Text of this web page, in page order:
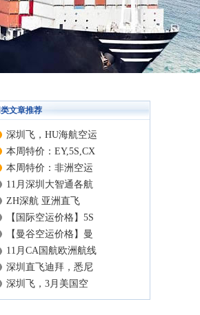
类文章推荐
深圳飞，HU海航空运
本周特价：EY,5S,CX
本周特价：非洲空运
11月深圳大智通各航
ZH深航 亚洲直飞
【国际空运价格】5S
【曼谷空运价格】曼
11月CA国航欧洲航线
深圳直飞迪拜，悉尼
深圳飞，3月美国空